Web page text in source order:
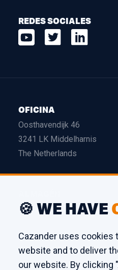
REDES SOCIALES
OFICINA
Oosthavendijk 46
3241 LK Middelharnis
The Netherlands
Edison 26
The Netherlands
🍪 WE HAVE
Cazander uses cookies
website and to deliver
our website. By clicking